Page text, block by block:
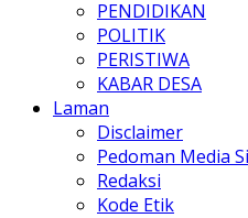
PENDIDIKAN
POLITIK
PERISTIWA
KABAR DESA
Laman
Disclaimer
Pedoman Media
Redaksi
Kode Etik